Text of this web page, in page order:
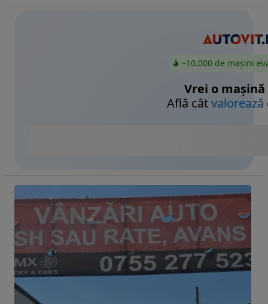
~10.000 de mașini
Vrei o mașină
Află câtvalorează